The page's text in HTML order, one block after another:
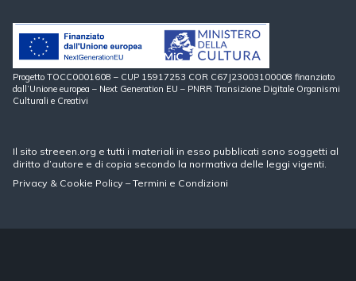
Progetto TOCC0001608 – CUP 15917253 COR C67J23003100008 finanziato
dall’Unione europea – Next Generation EU – PNRR Transizione Digitale Organismi
Culturali e Creativi
Il sito streeen.org e tutti i materiali in esso pubblicati sono soggetti al
diritto d’autore e di copia secondo la normativa delle leggi vigenti.
Privacy & Cookie Policy –Termini e Condizioni